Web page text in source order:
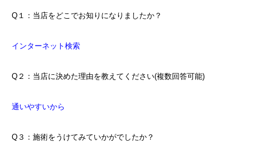
Q１：当店をどこでお知りになりましたか？
インターネット検索
Q２：当店に決めた理由を教えてください(複数回答可能)
通いやすいから
Q３：施術をうけてみていかがでしたか？